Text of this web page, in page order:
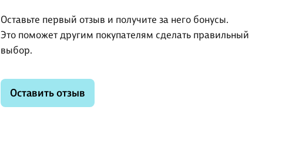
Оставьте первый отзыв и получите за него бонусы.
Это поможет другим покупателям сделать правильный
выбор.
Оставить отзыв